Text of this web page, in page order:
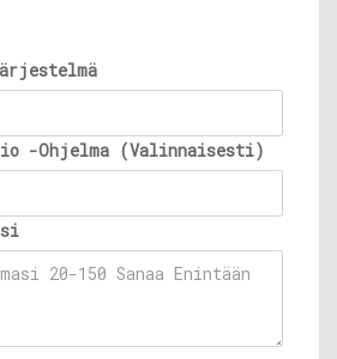
-Ohjelma (Valinnaisesti)